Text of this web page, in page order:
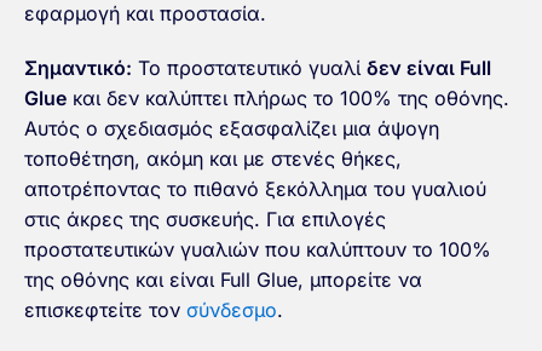
εφαρμογή και προστασία.
Σημαντικό: Το προστατευτικό γυαλί δεν είναι Full
Glue και δεν καλύπτει πλήρως το 100% της οθόνης.
Αυτός ο σχεδιασμός εξασφαλίζει μια άψογη
τοποθέτηση, ακόμη και με στενές θήκες,
αποτρέποντας το πιθανό ξεκόλλημα του γυαλιού
στις άκρες της συσκευής. Για επιλογές
προστατευτικών γυαλιών που καλύπτουν το 100%
της οθόνης και είναι Full Glue, μπορείτε να
επισκεφτείτε τον σύνδεσμο.